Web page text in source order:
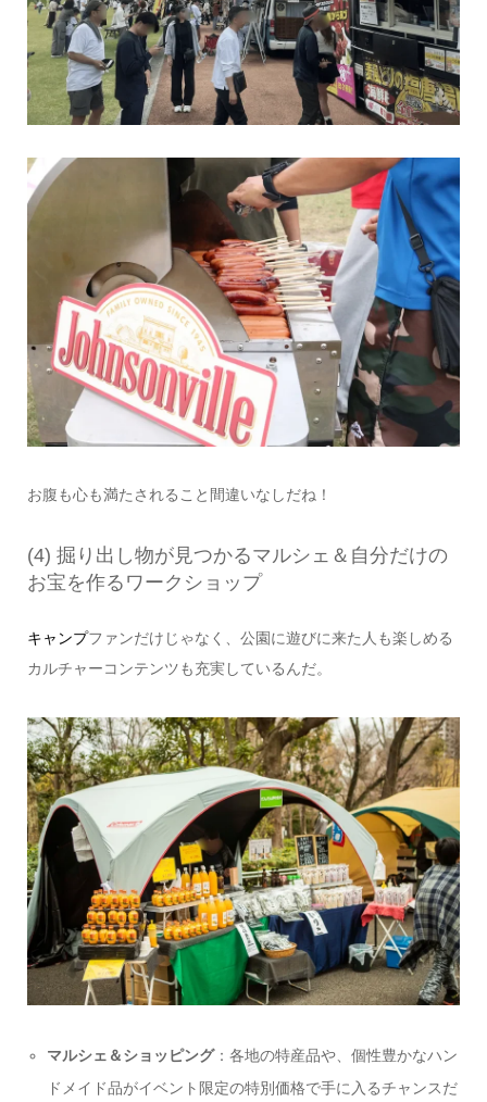
お腹も心も満たされること間違いなしだね！
(4) 掘り出し物が見つかるマルシェ＆自分だけの
お宝を作るワークショップ
キャンプファンだけじゃなく、公園に遊びに来た人も楽しめる
カルチャーコンテンツも充実しているんだ。
マルシェ＆ショッピング：各地の特産品や、個性豊かなハン
ドメイド品がイベント限定の特別価格で手に入るチャンスだ